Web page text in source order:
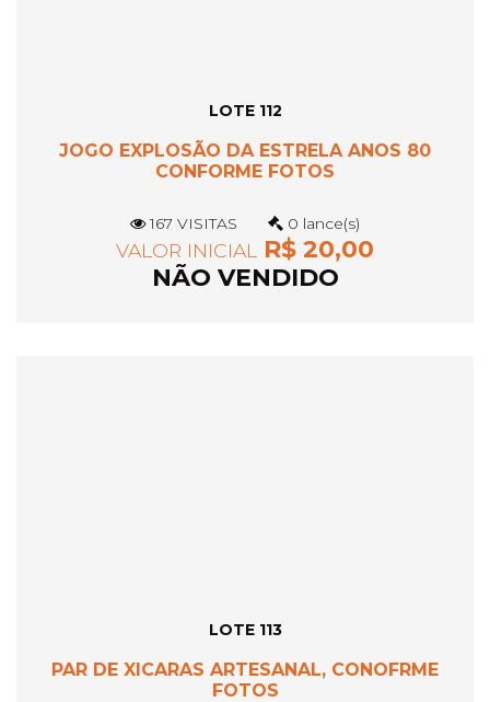
LOTE 112
JOGO EXPLOSÃO DA ESTRELA ANOS 80
CONFORME FOTOS
167 VISITAS 0 lance(s)
VALOR INICIAL
R$ 20,00
NÃO VENDIDO
LOTE 113
PAR DE XICARAS ARTESANAL, CONOFRME
FOTOS